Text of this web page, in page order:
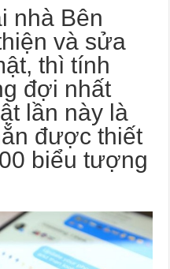
nhà Bên
và sửa
thì tính
đợi nhất
lần này là
được thiết
biểu tượng